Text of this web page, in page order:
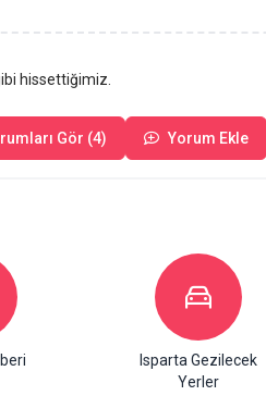
hissettiğimiz.
Gör (4) Yorum Ekle
Isparta Gezilecek
Yerler